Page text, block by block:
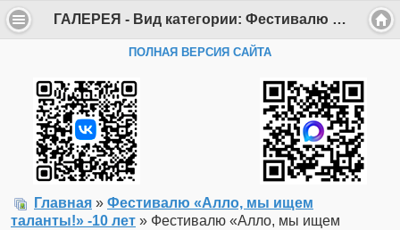
ГАЛЕРЕЯ - Вид категории: Фестивалю «Алло, мы ищем таланты!» -10 лет - Фото: Фестивалю «Алло, мы ищем таланты!» -10 лет _21 - Департамент образования Администрации г. Саров
ПОЛНАЯ ВЕРСИЯ САЙТА
Главная » Фестивалю «Алло, мы ищем
таланты!» -10 лет » Фестивалю «Алло, мы ищем